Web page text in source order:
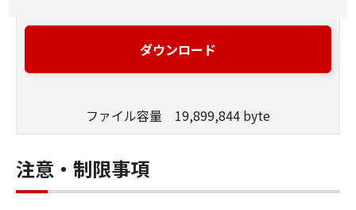
ト、画像、図形その他デジタルデータ形式の視
覚表現物およびそれらのアップデート版（以
ンツデータ」は、それぞれまたは併せて「許諾
お客様は、本契約とともに提供される同意を示
すボタンをクリックし、もしくは「許諾ソフト
ウェア」をインストールし、または「許諾ソフ
ダウンロード
ファイル容量 19,899,844 byte
注意・制限事項